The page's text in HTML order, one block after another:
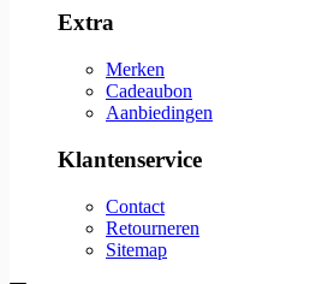
Extra
Merken
Cadeaubon
Aanbiedingen
Klantenservice
Contact
Retourneren
Sitemap